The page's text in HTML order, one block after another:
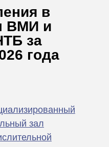
в
ВМИ и
за
года
зал